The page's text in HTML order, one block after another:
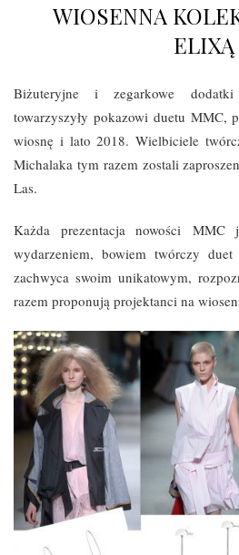
WIOSENNA
ELIXĄ
Biżuteryjne i zegarkowe
towarzyszyły pokazowi duetu MMC,
wiosnę i lato 2018. Wielbiciele
Michalaka tym razem zostali
Las.
Każda prezentacja nowości MMC
wydarzeniem, bowiem twórczy
zachwyca swoim unikatowym,
razem proponują projektanci na